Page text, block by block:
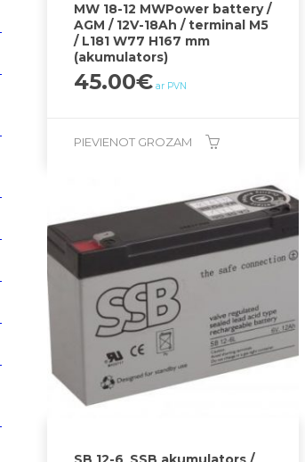
MW 18-12 MWPower battery /
AGM / 12V-18Ah / terminal M5
/ L181 W77 H167 mm
(akumulators)
45.00€ ar PVN
PIEVIENOT GROZAM